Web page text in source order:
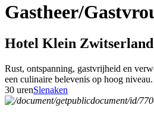
Gastheer/
Hotel Klein Zwitserland
Rust, ontspanning, gastvrijheid en
een culinaire belevenis op hoog
30 urenSlenaken